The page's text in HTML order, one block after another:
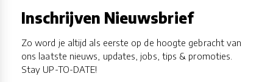
Inschrijven Nieuwsbrief
Zo word je altijd als eerste op de hoogte gebracht van
ons laatste nieuws, updates, jobs, tips & promoties.
Stay UP-TO-DATE!